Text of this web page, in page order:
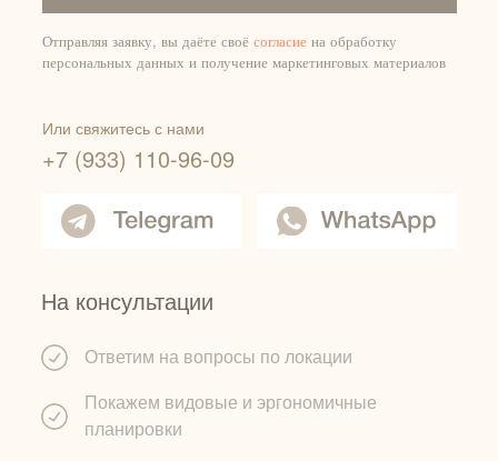
Отправляя заявку, вы даёте своё согласиена обработку
персональных данных и получение маркетинговых материалов
Покажем видовые и эргономичные
планировки
Ответим на вопросы по локации
На консультации
+7 (933) 110-96-09
Или свяжитесь с нами